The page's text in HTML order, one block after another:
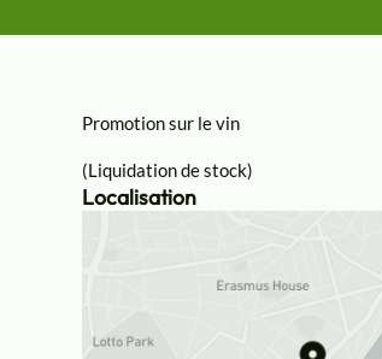
Promotion sur le vin
(Liquidation de stock)
Localisation